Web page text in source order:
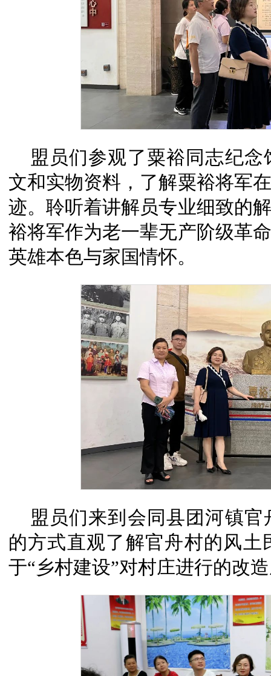
盟员们参观了粟裕同志纪
文和实物资料，了解粟裕将军
迹。聆听着讲解员专业细致的
裕将军作为老一辈无产阶级革
英雄本色与家国情怀。
盟员们来到会同县团河镇
的方式直观了解官舟村的风
于“乡村建设”对村庄进行的改